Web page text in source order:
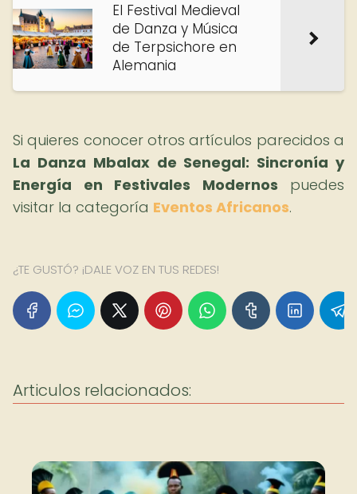
El Festival Medieval
de Danza y Música
de Terpsichore en
Alemania
Si quieres conocer otros artículos parecidos a
La Danza Mbalax de Senegal: Sincronía y
Energía en Festivales Modernos puedes
visitar la categoría Eventos Africanos.
¿TE GUSTÓ? ¡DALE VOZ EN TUS REDES!
Articulos relacionados: